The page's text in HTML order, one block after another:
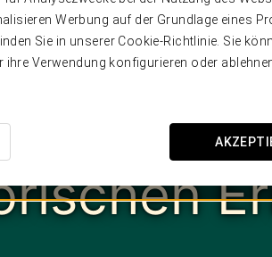
Werbung auf der Grundlage eines
Sie in unserer Cookie-Richtlinie. Sie
Verwendung konfigurieren oder